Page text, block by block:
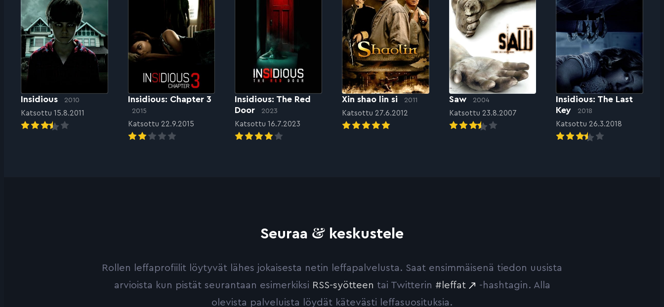
Insidious 2010
Katsottu 15.8.2011
Insidious: Chapter 3
2015
Katsottu 22.9.2015
Insidious: The Red
Door
2023
Katsottu 16.7.2023
Xin shao lin si 2011
Katsottu 27.6.2012
Saw 2004
Katsottu 23.8.2007
Insidious: The Last
Key
2018
Katsottu 26.3.2018
Seuraa & keskustele
Rollen leffaprofiilit löytyvät lähes jokaisesta netin leffapalvelusta. Saat ensimmäisenä tiedon uusista
arvioista kun pistät seurantaan esimerkiksi RSS-syötteen tai Twitterin #leffat
-hashtagin. Alla
olevista palveluista löydät kätevästi leffasuosituksia.